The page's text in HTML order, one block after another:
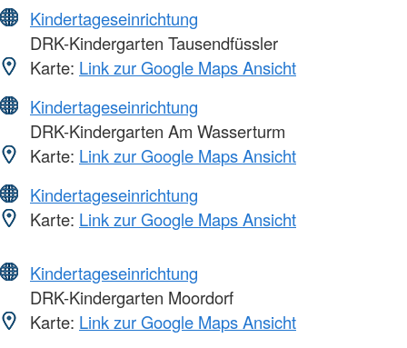
Kindertageseinrichtung
DRK-Kindergarten Tausendfüssler
Karte: Link zur Google Maps Ansicht
Kindertageseinrichtung
DRK-Kindergarten Am Wasserturm
Karte: Link zur Google Maps Ansicht
Kindertageseinrichtung
Karte: Link zur Google Maps Ansicht
Kindertageseinrichtung
DRK-Kindergarten Moordorf
Karte: Link zur Google Maps Ansicht